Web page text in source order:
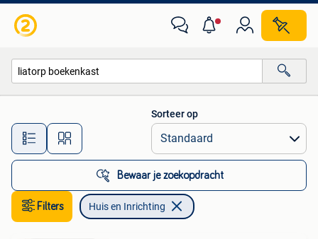
Alle afstanden…
Sorteer op
Bewaar je zoekopdracht
Filters Huis en Inrichting